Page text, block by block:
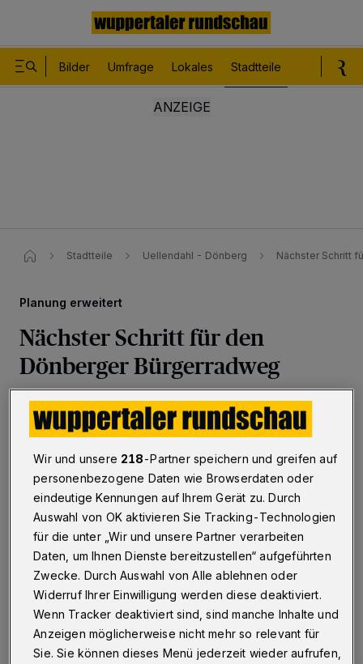
Bilder Umfrage Lokales Stadtteile
Stadtteile Uellendahl - Dönberg Nächster Schritt
Planung erweitert
Nächster Schritt für den
Dönberger Bürgerradweg
Wuppertal· Die für die Planung und den Bau des
Dönberger Bürgerradwegs bestehende
Verwaltungsvereinbarung ist ergänzt worden. Der
Landesbetrieb Straßen.NRW und die Stadt haben
vereinbart, den Planungsraum zu erweitern. Damit ist
laut Verwaltung „der nahtlose Anschluss an die Planung
der Hatzfeldtrasse“ möglich.
16.01.2023 , 16:22 Uhr Eine Minute Lesezeit
Wir und unsere 218-Partner speichern und greifen auf
personenbezogene Daten wie Browserdaten oder
eindeutige Kennungen auf Ihrem Gerät zu. Durch
Auswahl von OK aktivieren Sie Tracking-Technologien
für die unter „Wir und unsere Partner verarbeiten
Daten, um Ihnen Dienste bereitzustellen“ aufgeführten
Zwecke. Durch Auswahl von Alle ablehnen oder
Widerruf Ihrer Einwilligung werden diese deaktiviert.
Wenn Tracker deaktiviert sind, sind manche Inhalte und
Anzeigen möglicherweise nicht mehr so relevant für
Sie. Sie können dieses Menü jederzeit wieder aufrufen,